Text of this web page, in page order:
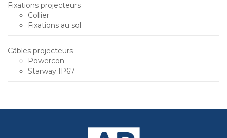
Fixations projecteurs
Collier
Fixations au sol
Câbles projecteurs
Powercon
Starway IP67